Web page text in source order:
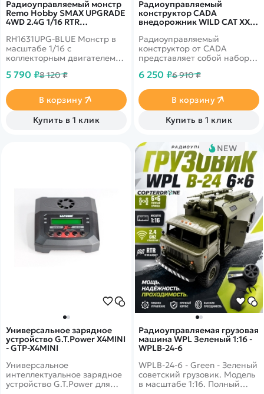
Радиоуправляемый монстр
Remo Hobby SMAX UPGRADE
4WD 2.4G 1/16 RTR
RH1631UPG-BLUE Монстр в
масштабе 1/16 с
коллекторным двигателем
влагозащищенным
Тюнинговые детали
установлены сразу на
заводе.
5 790 ₽8 120 ₽
В корзину
Купить в 1 клик
Радиоуправляемый
конструктор CADA
внедорожник WILD CAT XX
C62006W
Радиоуправляемый
конструктор от CADA
представляет собой набор
внедорожника WILD CAT XX
1/12. Модель создана со всем
вниманием к деталям,
внутри - детализованный
интерьер с сиденьями,
рулем. Стильный дизайн
кузова полностью повторяет
оригинал, а спортивные
шины обеспечивают
наилучшее сцепление.
6 250 ₽6 910 ₽
В корзину
Купить в 1 клик
Универсальное зарядное
устройство G.T.Power X4MINI
- GTP-X4MINI
Универсальное
интеллектуальное зарядное
устройство G.T.Power для
NEW
Радиоуправляемая грузовая
машина WPL Зеленый 1:16 -
WPLB-24-6
WPLB-24-6 - Green - Зеленый
советский грузовик. Модель
в масштабе 1:16. Полный